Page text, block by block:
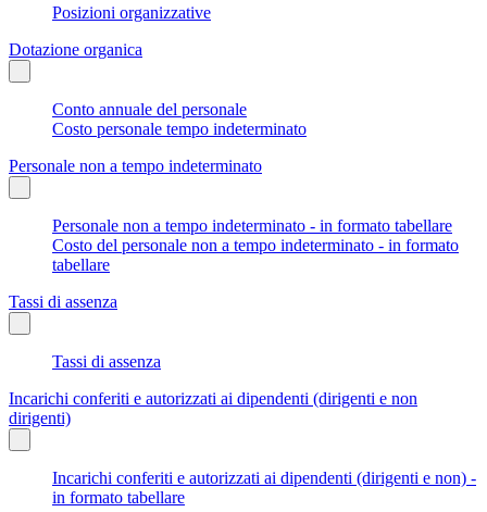
Posizioni organizzative
Dotazione organica
Conto annuale del personale
Costo personale tempo indeterminato
Personale non a tempo indeterminato
Personale non a tempo indeterminato - in formato tabellare
Costo del personale non a tempo indeterminato - in formato
tabellare
Tassi di assenza
Tassi di assenza
Incarichi conferiti e autorizzati ai dipendenti (dirigenti e non
dirigenti)
Incarichi conferiti e autorizzati ai dipendenti (dirigenti e non) -
in formato tabellare